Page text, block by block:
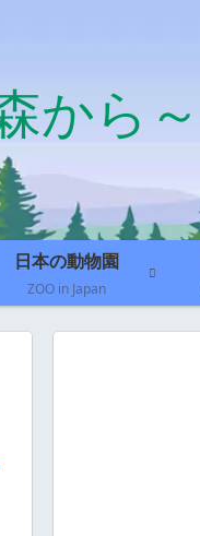
から～
日本の動物園
ZOO in Japan